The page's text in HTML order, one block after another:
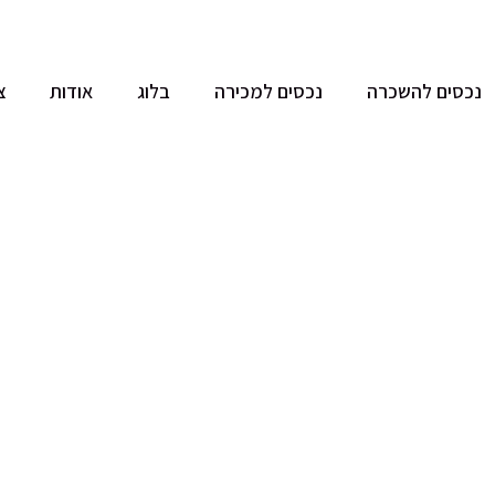
נכסים להשכרה נכסים למכירה בלוג אודות